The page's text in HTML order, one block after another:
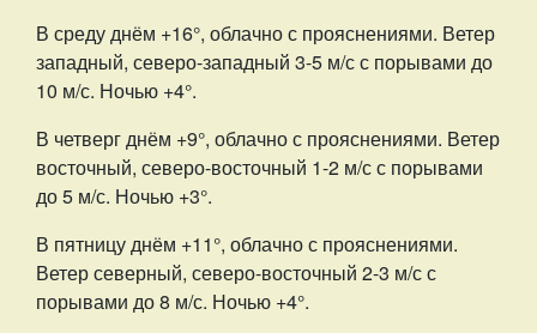
В среду днём +16°, облачно с прояснениями. Ветер
западный, северо-западный 3-5 м/с с порывами до
10 м/с. Ночью +4°.
В четверг днём +9°, облачно с прояснениями. Ветер
восточный, северо-восточный 1-2 м/с с порывами
до 5 м/с. Ночью +3°.
В пятницу днём +11°, облачно с прояснениями.
Ветер северный, северо-восточный 2-3 м/с с
порывами до 8 м/с. Ночью +4°.